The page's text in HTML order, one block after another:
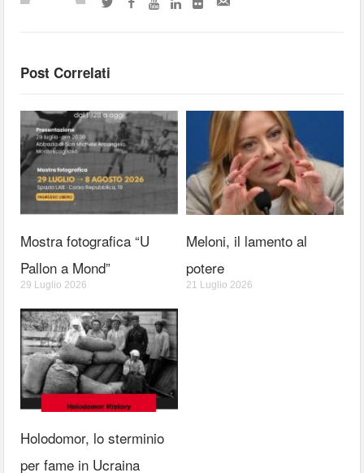
Post Correlati
Mostra fotografica “U
Pallon a Mond”
29 Luglio 2026
Meloni, il lamento al
potere
21 Luglio 2026
Holodomor, lo sterminio
per fame in Ucraina